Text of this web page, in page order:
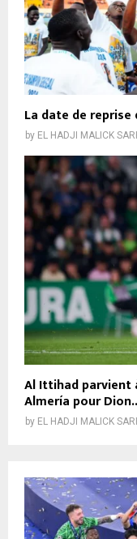
La date de
by EL HADJI MALICK
Al Ittihad parvient
Almería pour
by EL HADJI MALICK